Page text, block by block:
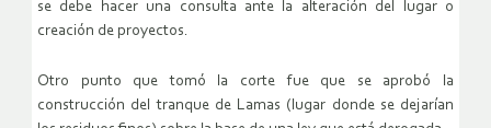
se debe hacer una consulta ante la alteración del lugar o
creación de proyectos.
Otro punto que tomó la corte fue que se aprobó la
construcción del tranque de Lamas (lugar donde se dejarían